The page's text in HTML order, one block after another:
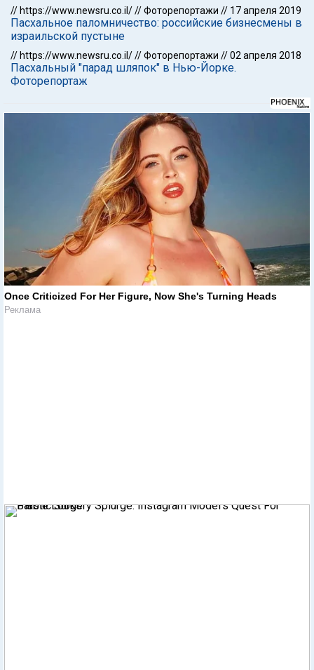
//https://www.newsru.co.il///Фоторепортажи // 17 апреля 2019
Пасхальное паломничество: российские бизнесмены в
израильской пустыне
//https://www.newsru.co.il///Фоторепортажи //02 апреля 2018
Пасхальный "парад шляпок" в Нью-Йорке.
Фоторепортаж
Once Criticized For Her Figure, Now She's Turning Heads
Реклама